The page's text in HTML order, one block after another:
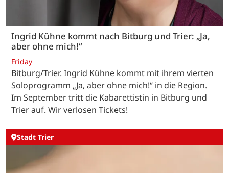
Ingrid Kühne kommt nach Bitburg und Trier: „Ja,
aber ohne mich!“
Friday
Bitburg/Trier. Ingrid Kühne kommt mit ihrem vierten
Soloprogramm „Ja, aber ohne mich!“ in die Region.
Im September tritt die Kabarettistin in Bitburg und
Trier auf. Wir verlosen Tickets!
Stadt Trier